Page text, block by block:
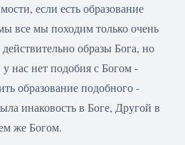
если есть образование
все мы походим только очень
образы Бога, но
нас нет подобия с Богом -
образование подобного -
инаковость в Боге, Другой в
же Богом.